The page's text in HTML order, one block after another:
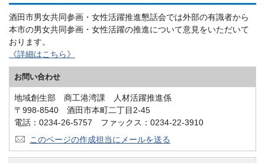
酒田市男女共同参画・女性活躍推進懇話会では外部の有識者から
本市の男女共同参画・女性活躍の推進について意見をいただいて
おります。
《詳細はこちら》
お問い合わせ
地域創生部 商工港湾課 人材活躍推進係
〒998-8540 酒田市本町二丁目2-45
電話：0234-26-5757 ファックス：0234-22-3910
このページの作成担当にメールを送る